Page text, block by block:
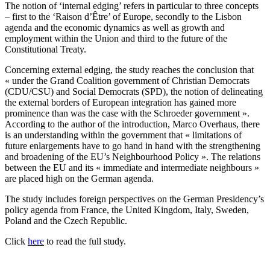
The notion of ‘internal edging’ refers in particular to three concepts
– first to the ‘Raison d’Être’ of Europe, secondly to the Lisbon
agenda and the economic dynamics as well as growth and
employment within the Union and third to the future of the
Constitutional Treaty.
Concerning external edging, the study reaches the conclusion that
« under the Grand Coalition government of Christian Democrats
(CDU/CSU) and Social Democrats (SPD), the notion of delineating
the external borders of European integration has gained more
prominence than was the case with the Schroeder government ».
According to the author of the introduction, Marco Overhaus, there
is an understanding within the government that « limitations of
future enlargements have to go hand in hand with the strengthening
and broadening of the EU’s Neighbourhood Policy ». The relations
between the EU and its « immediate and intermediate neighbours »
are placed high on the German agenda.
The study includes foreign perspectives on the German Presidency’s
policy agenda from France, the United Kingdom, Italy, Sweden,
Poland and the Czech Republic.
Click here to read the full study.